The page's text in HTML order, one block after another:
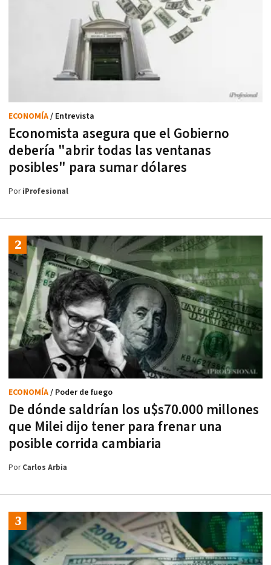
Economista asegura que el Gobierno
debería "abrir todas las ventanas
posibles" para sumar dólares
ECONOMÍA/ Entrevista
PoriProfesional
De dónde saldrían los u$s70.000 millones
que Milei dijo tener para frenar una
posible corrida cambiaria
ECONOMÍA/ Poder de fuego
PorCarlos Arbia